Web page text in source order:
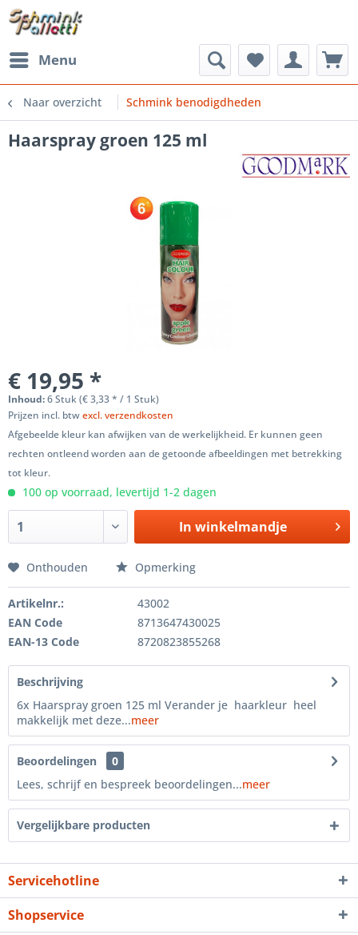
Menu
Naar overzicht Schmink benodigdheden
Haarspray groen 125 ml
€ 19,95 *
Inhoud:6 Stuk (€ 3,33 * / 1 Stuk)
Prijzen incl. btwexcl. verzendkosten
Afgebeelde kleur kan afwijken van de werkelijkheid. Er kunnen geen
rechten ontleend worden aan de getoonde afbeeldingen met betrekking
tot kleur.
100 op voorraad, levertijd 1-2 dagen
In winkelmandje
Onthouden Opmerking
Artikelnr.:
43002
EAN Code
8713647430025
EAN-13 Code
8720823855268
Beschrijving
6x Haarspray groen 125 ml Verander je haarkleur heel
makkelijk met deze...meer
Beoordelingen
0
Lees, schrijf en bespreek beoordelingen...meer
Vergelijkbare producten
Servicehotline
Shopservice